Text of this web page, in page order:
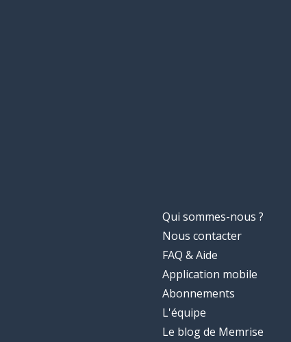
Qui sommes-nous ?
Nous contacter
FAQ & Aide
Application mobile
Abonnements
L'équipe
Le blog de Memrise